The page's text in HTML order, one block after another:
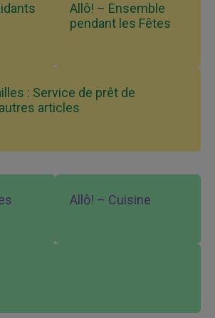
Allô! – Ensemble
pendant les Fêtes
: Service de prêt de
articles
Allô! – Cuisine